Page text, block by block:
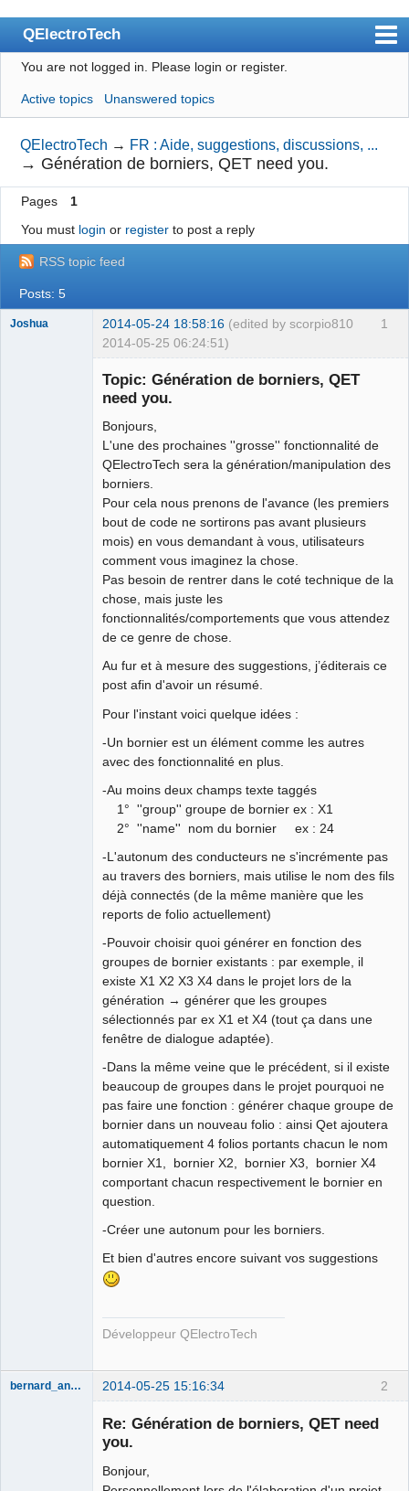
QElectroTech
Index
User list
Search
Register
Login
Site officiel
Wiki
BugTracker
Manual 0.8_cs
Google_Search
You are not logged in. Please login or register.
Active topics Unanswered topics
QElectroTech → FR : Aide, suggestions, discussions, ...
→ Génération de borniers, QET need you.
Pages
1
You must login or registerto post a reply
RSS topic feed
Posts: 5
1
Joshua 2014-05-24 18:58:16 (edited by scorpio810
2014-05-25 06:24:51)
Topic: Génération de borniers, QET
need you.
Bonjours,
L'une des prochaines ''grosse'' fonctionnalité de
QElectroTech sera la génération/manipulation des
borniers.
Pour cela nous prenons de l'avance (les premiers
bout de code ne sortirons pas avant plusieurs
mois) en vous demandant à vous, utilisateurs
comment vous imaginez la chose.
Pas besoin de rentrer dans le coté technique de la
chose, mais juste les
fonctionnalités/comportements que vous attendez
de ce genre de chose.
Au fur et à mesure des suggestions, j’éditerais ce
post afin d'avoir un résumé.
Pour l'instant voici quelque idées :
-Un bornier est un élément comme les autres
avec des fonctionnalité en plus.
-Au moins deux champs texte taggés
1° ''group'' groupe de bornier ex : X1
2° ''name'' nom du bornier ex : 24
-L'autonum des conducteurs ne s'incrémente pas
au travers des borniers, mais utilise le nom des fils
déjà connectés (de la même manière que les
reports de folio actuellement)
-Pouvoir choisir quoi générer en fonction des
groupes de bornier existants : par exemple, il
existe X1 X2 X3 X4 dans le projet lors de la
génération → générer que les groupes
sélectionnés par ex X1 et X4 (tout ça dans une
fenêtre de dialogue adaptée).
-Dans la même veine que le précédent, si il existe
beaucoup de groupes dans le projet pourquoi ne
pas faire une fonction : générer chaque groupe de
bornier dans un nouveau folio : ainsi Qet ajoutera
automatiquement 4 folios portants chacun le nom
bornier X1, bornier X2, bornier X3, bornier X4
comportant chacun respectivement le bornier en
question.
-Créer une autonum pour les borniers.
Et bien d'autres encore suivant vos suggestions
Développeur QElectroTech
2
bernard_andre 2014-05-25 15:16:34
Re: Génération de borniers, QET need
you.
Bonjour,